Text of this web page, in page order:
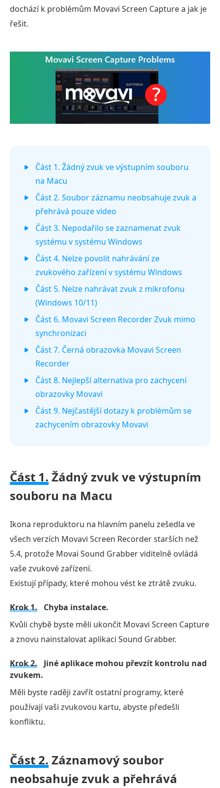
dochází k problémům Movavi Screen Capture a jak je
řešit.
Část 1. Žádný zvuk ve výstupním souboru
na Macu
Část 2. Soubor záznamu neobsahuje zvuk a
přehrává pouze video
Část 3. Nepodařilo se zaznamenat zvuk
systému v systému Windows
Část 4. Nelze povolit nahrávání ze
zvukového zařízení v systému Windows
Část 5. Nelze nahrávat zvuk z mikrofonu
(Windows 10/11)
Část 6. Movavi Screen Recorder Zvuk mimo
synchronizaci
Část 7. Černá obrazovka Movavi Screen
Recorder
Část 8. Nejlepší alternativa pro zachycení
obrazovky Movavi
Část 9. Nejčastější dotazy k problémům se
zachycením obrazovky Movavi
Část 1. Žádný zvuk ve výstupním
souboru na Macu
Ikona reproduktoru na hlavním panelu zešedla ve
všech verzích Movavi Screen Recorder starších než
5.4, protože Movai Sound Grabber viditelně ovládá
vaše zvukové zařízení.
Existují případy, které mohou vést ke ztrátě zvuku.
Krok 1.
Chyba instalace.
Kvůli chybě byste měli ukončit Movavi Screen Capture
a znovu nainstalovat aplikaci Sound Grabber.
Krok 2.
Jiné aplikace mohou převzít kontrolu nad
zvukem.
Měli byste raději zavřít ostatní programy, které
používají vaši zvukovou kartu, abyste předešli
konfliktu.
Část 2. Záznamový soubor
neobsahuje zvuk a přehrává